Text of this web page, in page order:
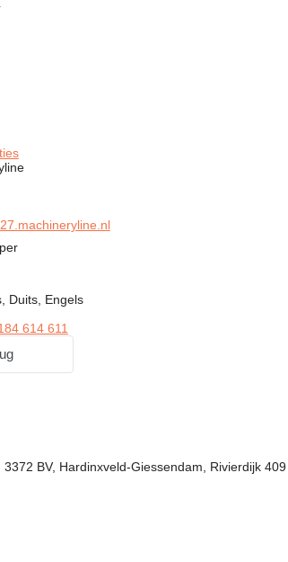
Duits, Engels
614 611
BV, Hardinxveld-Giessendam, Rivierdijk 409